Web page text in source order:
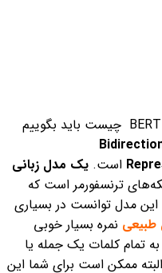
اگر برای شما هم سوال پیش آمده که BERT چیست باید بگوییم
است. یک مدل زبانی
ترنسفورمر است که
معرفی کرد. این مدل توانست در بسیاری
طبیعی نمره بسیار خوبی
تمام کلمات یک جمله یا
البته ممکن است برای شما این